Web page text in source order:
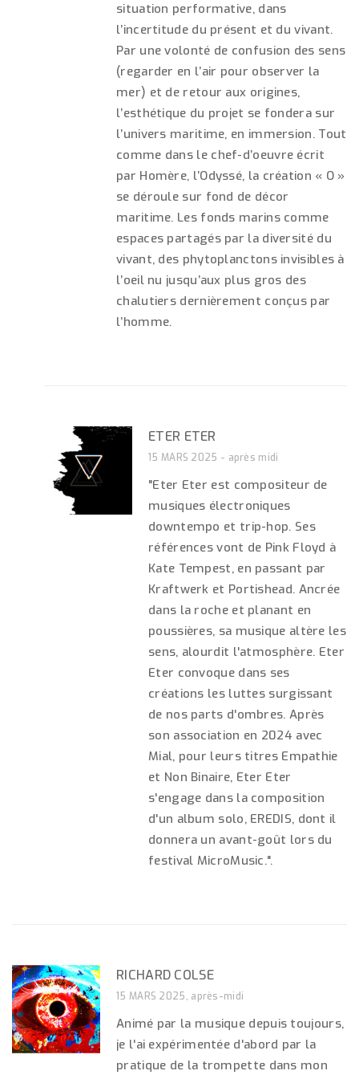
situation performative, dans
l’incertitude du présent et du vivant.
Par une volonté de confusion des sens
(regarder en l’air pour observer la
mer) et de retour aux origines,
l’esthétique du projet se fondera sur
l’univers maritime, en immersion. Tout
comme dans le chef-d’oeuvre écrit
par Homère, l’Odyssé, la création « O »
se déroule sur fond de décor
maritime. Les fonds marins comme
espaces partagés par la diversité du
vivant, des phytoplanctons invisibles à
l’oeil nu jusqu’aux plus gros des
chalutiers dernièrement conçus par
l’homme.
ETER ETER
15 MARS 2025 - après midi
"Eter Eter est compositeur de
musiques électroniques
downtempo et trip-hop. Ses
références vont de Pink Floyd à
Kate Tempest, en passant par
Kraftwerk et Portishead. Ancrée
dans la roche et planant en
poussières, sa musique altère les
sens, alourdit l'atmosphère. Eter
Eter convoque dans ses
créations les luttes surgissant
de nos parts d'ombres. Après
son association en 2024 avec
Mial, pour leurs titres Empathie
et Non Binaire, Eter Eter
s'engage dans la composition
d'un album solo, EREDIS, dont il
donnera un avant-goût lors du
festival MicroMusic.".
RICHARD COLSE
15 MARS 2025, après-midi
Animé par la musique depuis toujours,
je l'ai expérimentée d'abord par la
pratique de la trompette dans mon